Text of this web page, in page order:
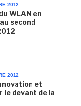
2012
WLAN en
second
2012
et
le devant de la